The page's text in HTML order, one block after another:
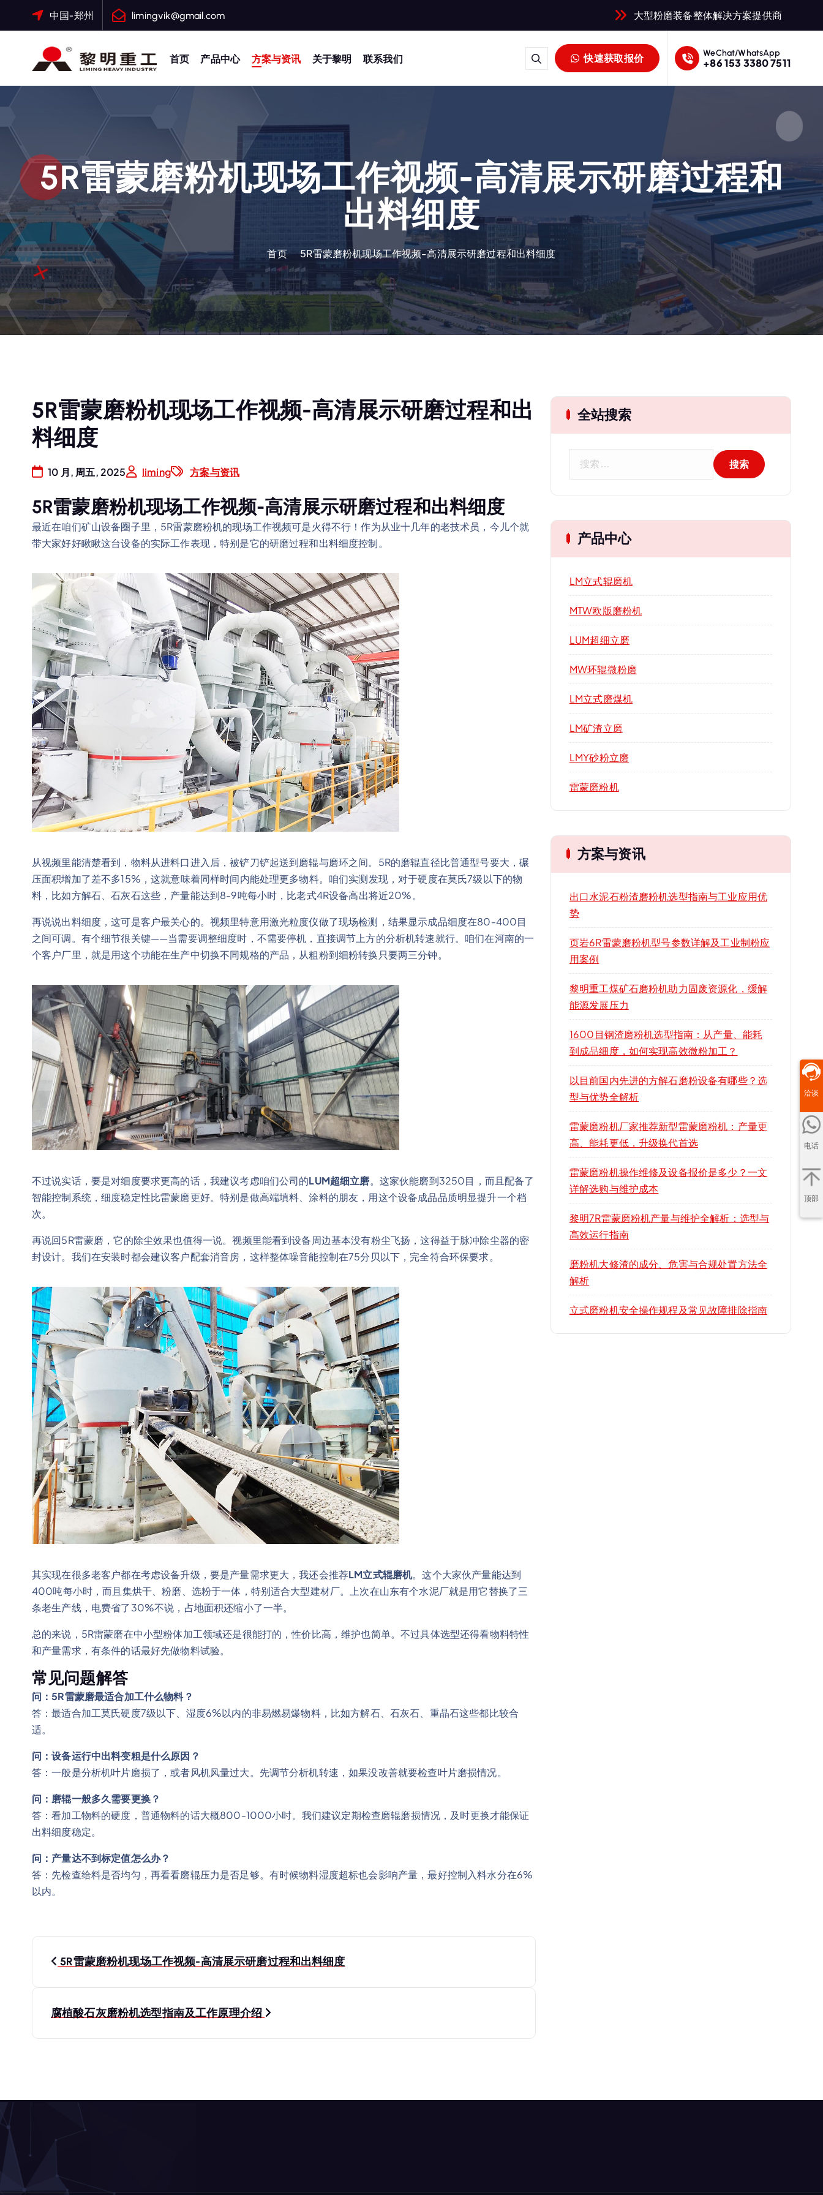
中国-郑州 limingvik@gmail.com 大型粉磨装备整体解决方案提供商
大修渣磨粉机，矿渣立磨
首页 产品中心 方案与资讯 关于黎明 联系我们 快速获取报价 WeChat/WhatsApp
+86 153 3380 7511
5R雷蒙磨粉机现场工作视频-高清展示研磨过程和
出料细度
首页 5R雷蒙磨粉机现场工作视频-高清展示研磨过程和出料细度
5R雷蒙磨粉机现场工作视频-高清展示研磨过程和出
料细度
10 月, 周五, 2025 liming 方案与资讯
5R雷蒙磨粉机现场工作视频-高清展示研磨过程和出料细度
最近在咱们矿山设备圈子里，5R雷蒙磨粉机的现场工作视频可是火得不行！作为从业十几年的老技术员，今儿个就
带大家好好瞅瞅这台设备的实际工作表现，特别是它的研磨过程和出料细度控制。
从视频里能清楚看到，物料从进料口进入后，被铲刀铲起送到磨辊与磨环之间。5R的磨辊直径比普通型号要大，碾
压面积增加了差不多15%，这就意味着同样时间内能处理更多物料。咱们实测发现，对于硬度在莫氏7级以下的物
料，比如方解石、石灰石这些，产量能达到8-9吨每小时，比老式4R设备高出将近20%。
再说说出料细度，这可是客户最关心的。视频里特意用激光粒度仪做了现场检测，结果显示成品细度在80-400目
之间可调。有个细节很关键——当需要调整细度时，不需要停机，直接调节上方的分析机转速就行。咱们在河南的一
个客户厂里，就是用这个功能在生产中切换不同规格的产品，从粗粉到细粉转换只要两三分钟。
不过说实话，要是对细度要求更高的话，我建议考虑咱们公司的LUM超细立磨。这家伙能磨到3250目，而且配备了
智能控制系统，细度稳定性比雷蒙磨更好。特别是做高端填料、涂料的朋友，用这个设备成品品质明显提升一个档
次。
再说回5R雷蒙磨，它的除尘效果也值得一说。视频里能看到设备周边基本没有粉尘飞扬，这得益于脉冲除尘器的密
封设计。我们在安装时都会建议客户配套消音房，这样整体噪音能控制在75分贝以下，完全符合环保要求。
其实现在很多老客户都在考虑设备升级，要是产量需求更大，我还会推荐LM立式辊磨机。这个大家伙产量能达到
400吨每小时，而且集烘干、粉磨、选粉于一体，特别适合大型建材厂。上次在山东有个水泥厂就是用它替换了三
条老生产线，电费省了30%不说，占地面积还缩小了一半。
总的来说，5R雷蒙磨在中小型粉体加工领域还是很能打的，性价比高，维护也简单。不过具体选型还得看物料特性
和产量需求，有条件的话最好先做物料试验。
常见问题解答
问：5R雷蒙磨最适合加工什么物料？
答：最适合加工莫氏硬度7级以下、湿度6%以内的非易燃易爆物料，比如方解石、石灰石、重晶石这些都比较合
适。
问：设备运行中出料变粗是什么原因？
答：一般是分析机叶片磨损了，或者风机风量过大。先调节分析机转速，如果没改善就要检查叶片磨损情况。
问：磨辊一般多久需要更换？
答：看加工物料的硬度，普通物料的话大概800-1000小时。我们建议定期检查磨辊磨损情况，及时更换才能保证
出料细度稳定。
问：产量达不到标定值怎么办？
答：先检查给料是否均匀，再看看磨辊压力是否足够。有时候物料湿度超标也会影响产量，最好控制入料水分在6%
以内。
文
导
5R雷蒙磨粉机现场工作视频-高清展示研磨过程和出料细度
腐植酸石灰磨粉机选型指南及工作原理介绍
全站搜索
产品中心
LM立式辊磨机
MTW欧版磨粉机
LUM超细立磨
MW环辊微粉磨
LM立式磨煤机
LM矿渣立磨
LMY砂粉立磨
雷蒙磨粉机
方案与资讯
出口水泥石粉渣磨粉机选型指南与工业应用优
势
页岩6R雷蒙磨粉机型号参数详解及工业制粉应
用案例
黎明重工煤矿石磨粉机助力固废资源化，缓解
能源发展压力
1600目钢渣磨粉机选型指南：从产量、能耗
到成品细度，如何实现高效微粉加工？
以目前国内先进的方解石磨粉设备有哪些？选
型与优势全解析
雷蒙磨粉机厂家推荐新型雷蒙磨粉机：产量更
高、能耗更低，升级换代首选
雷蒙磨粉机操作维修及设备报价是多少？一文
详解选购与维护成本
黎明7R雷蒙磨粉机产量与维护全解析：选型与
高效运行指南
磨粉机大修渣的成分、危害与合规处置方法全
解析
立式磨粉机安全操作规程及常见故障排除指南
洽谈
电话
顶部